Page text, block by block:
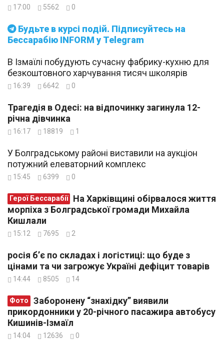
Будьте в курсі подій. Підписуйтесь на
Бессарабію INFORM у Telegram
17:00 5562 0
В Ізмаїлі побудують сучасну фабрику-кухню для
безкоштовного харчування тисяч школярів
16:39 6642 0
Трагедія в Одесі: на відпочинку загинула 12-
річна дівчинка
16:17 18819 1
У Болградському районі виставили на аукціон
потужний елеваторний комплекс
15:45 6399 0
Герої Бессарабії
морпіха з Болградської громади Михайла
Кишлали
15:12 7695 2
росія б’є по складах і логістиці: що буде з
цінами та чи загрожує Україні дефіцит товарів
14:44 8505 14
Фото
прикордонники у 20-річного пасажира автобусу
Кишинів-Ізмаїл
14:04 12636 0